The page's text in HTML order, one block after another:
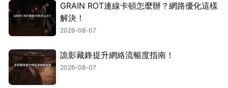
GRAIN ROT連線卡頓怎麼辦？網路優化這樣
解決！
2026-08-07
詭影藏鋒提升網絡流暢度指南！
2026-08-07